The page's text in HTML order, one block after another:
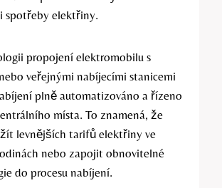
spotřeby elektřiny.
propojení elektromobilu s
veřejnými nabíjecími stanicemi
plně automatizováno a řízeno
místa. To znamená, že
levnějších tarifů elektřiny ve
nebo zapojit obnovitelné
do procesu nabíjení.